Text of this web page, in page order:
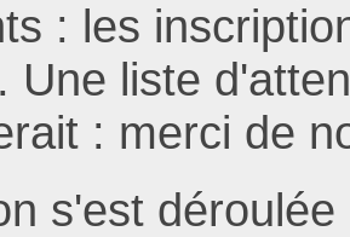
: les
Une liste
: merci de
s'est